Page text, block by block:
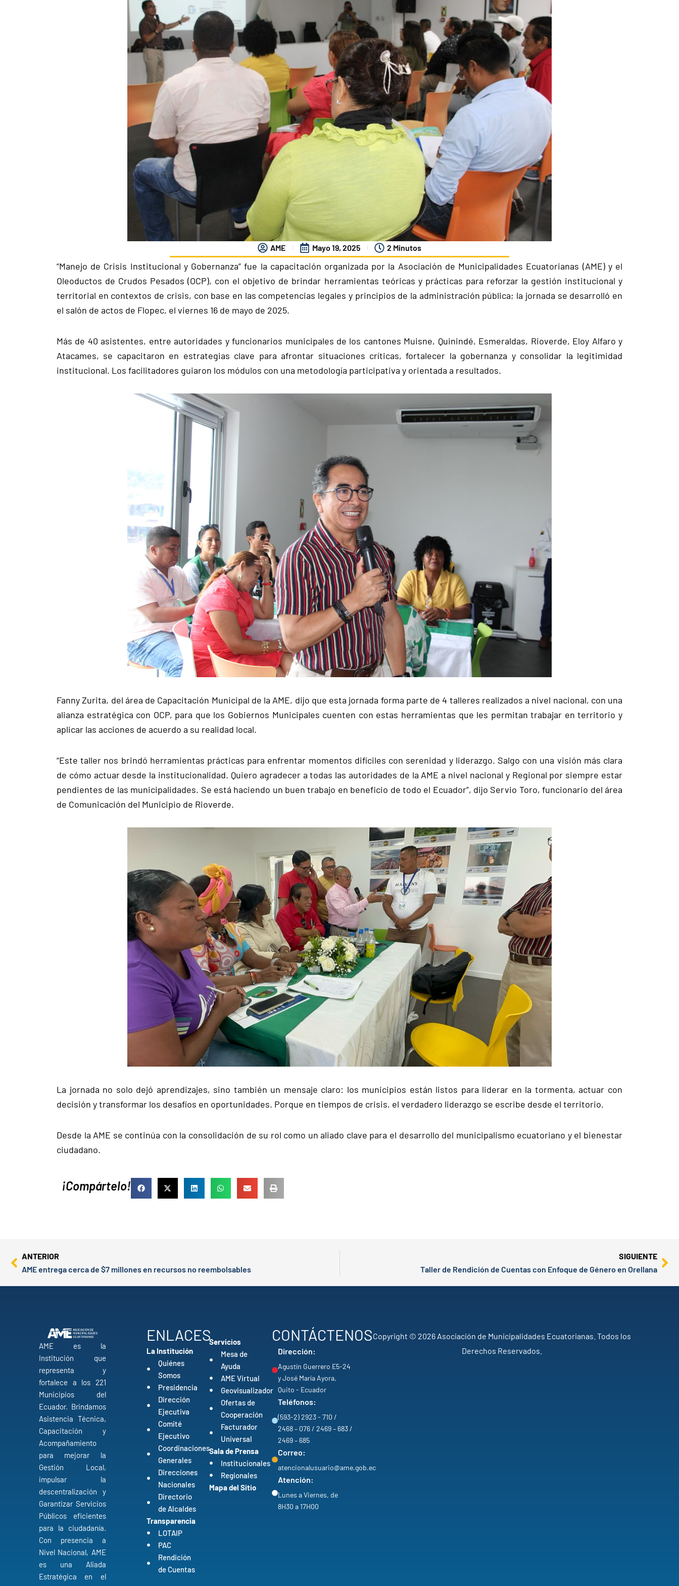
AME Mayo 19, 2025 2 Minutos
“Manejo de Crisis Institucional y Gobernanza” fue la capacitación organizada por la Asociación de Municipalidades Ecuatorianas (AME) y el
Oleoductos de Crudos Pesados (OCP), con el objetivo de brindar herramientas teóricas y prácticas para reforzar la gestión institucional y
territorial en contextos de crisis, con base en las competencias legales y principios de la administración pública; la jornada se desarrolló en
el salón de actos de Flopec, el viernes 16 de mayo de 2025.
Más de 40 asistentes, entre autoridades y funcionarios municipales de los cantones Muisne, Quinindé, Esmeraldas, Rioverde, Eloy Alfaro y
Atacames, se capacitaron en estrategias clave para afrontar situaciones críticas, fortalecer la gobernanza y consolidar la legitimidad
institucional. Los facilitadores guiaron los módulos con una metodología participativa y orientada a resultados.
Fanny Zurita, del área de Capacitación Municipal de la AME, dijo que esta jornada forma parte de 4 talleres realizados a nivel nacional, con una
alianza estratégica con OCP, para que los Gobiernos Municipales cuenten con estas herramientas que les permitan trabajar en territorio y
aplicar las acciones de acuerdo a su realidad local.
“Este taller nos brindó herramientas prácticas para enfrentar momentos difíciles con serenidad y liderazgo. Salgo con una visión más clara
de cómo actuar desde la institucionalidad. Quiero agradecer a todas las autoridades de la AME a nivel nacional y Regional por siempre estar
pendientes de las municipalidades. Se está haciendo un buen trabajo en beneficio de todo el Ecuador”, dijo Servio Toro, funcionario del área
de Comunicación del Municipio de Rioverde.
La jornada no solo dejó aprendizajes, sino también un mensaje claro: los municipios están listos para liderar en la tormenta, actuar con
decisión y transformar los desafíos en oportunidades. Porque en tiempos de crisis, el verdadero liderazgo se escribe desde el territorio.
Desde la AME se continúa con la consolidación de su rol como un aliado clave para el desarrollo del municipalismo ecuatoriano y el bienestar
ciudadano.
¡Compártelo!
Prev
ANTERIOR
AME entrega cerca de $7 millones en recursos no reembolsables
SIGUIENTE
Taller de Rendición de Cuentas con Enfoque de Género en Orellana
AME es la
Institución que
representa y
fortalece a los 221
Municipios del
Ecuador. Brindamos
Asistencia Técnica,
Capacitación y
Acompañamiento
para mejorar la
Gestión Local,
impulsar la
descentralización y
Garantizar Servicios
Públicos eficientes
para la ciudadanía.
Con presencia a
Nivel Nacional, AME
es una Aliada
Estratégica en el
ENLACES
La Institución
Quiénes
Somos
Presidencia
Dirección
Ejecutiva
Comité
Ejecutivo
Coordinaciones
Generales
Direcciones
Nacionales
Directorio
de Alcaldes
Transparencia
LOTAIP
PAC
Rendición
de Cuentas
Servicios
Mesa de
Ayuda
AME Virtual
Geovisualizador
Ofertas de
Cooperación
Facturador
Universal
Sala de Prensa
Institucionales
Regionales
Mapa del Sitio
CONTÁCTENOS
Dirección:
Agustín Guerrero E5-24
y José María Ayora,
Quito - Ecuador
Teléfonos:
(593-2) 2923 - 710 /
2468 – 076 / 2469 – 683 /
2469 – 685
Correo:
atencionalusuario@ame.gob.ec
Atención:
Lunes a Viernes, de
8H30 a 17H00
Copyright © 2026 Asociación de Municipalidades Ecuatorianas. Todos los
Derechos Reservados.